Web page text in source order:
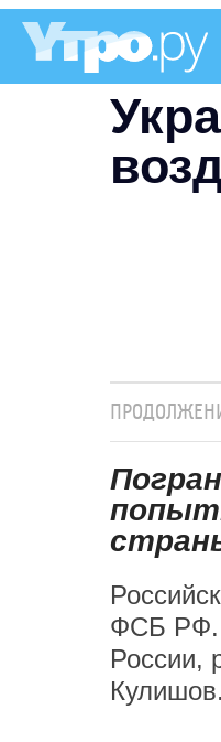
ФСБ РФ.
России,
Кулишов.